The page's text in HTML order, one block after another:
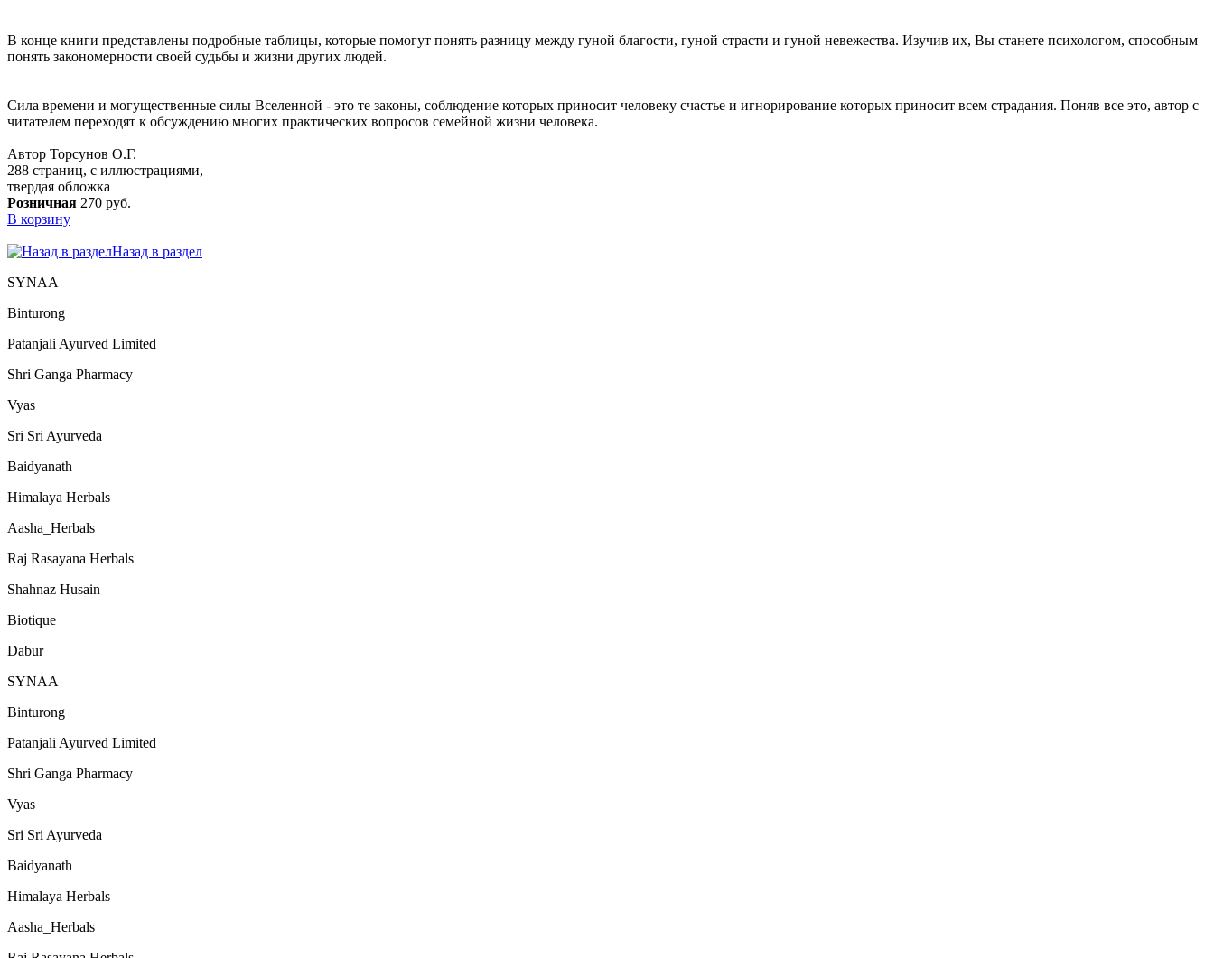
В конце книги представлены подробные таблицы, которые помогут понять разницу между гуной благости, гуной страсти и гуной невежества. Изучив их, Вы станете психологом, способным
понять закономерности своей судьбы и жизни других людей.
Сила времени и могущественные cилы Вселенной - это те законы, соблюдение которых приносит человеку счастье и игнорирование которых приносит всем страдания. Поняв все это, автор с
читателем переходят к обсуждению многих практических вопросов семейной жизни человека.
Автор Торсунов О.Г.
288 страниц, с иллюстрациями,
твердая обложка
Розничная 270 руб.
В корзину
Назад в раздел
SYNAA
Binturong
Patanjali Ayurved Limited
Shri Ganga Pharmacy
Vyas
Sri Sri Ayurveda
Baidyanath
Himalaya Herbals
Aasha_Herbals
Raj Rasayana Herbals
Shahnaz Husain
Biotique
Dabur
SYNAA
Binturong
Patanjali Ayurved Limited
Shri Ganga Pharmacy
Vyas
Sri Sri Ayurveda
Baidyanath
Himalaya Herbals
Aasha_Herbals